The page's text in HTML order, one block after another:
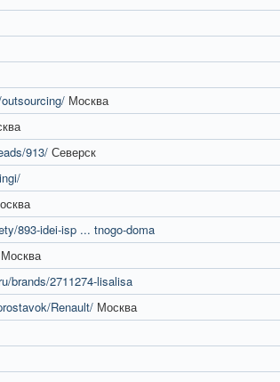
Москва
913/ Северск
893-idei-isp ... tnogo-doma
Москва
brands/2711274-lisalisa
Renault/ Москва